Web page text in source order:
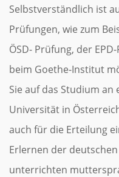
Selbstverständlich ist
Prüfungen, wie zum
ÖSD- Prüfung, der
beim Goethe-Institut
Sie auf das Studium
Universität in
auch für die Erteilung
Erlernen der
unterrichten